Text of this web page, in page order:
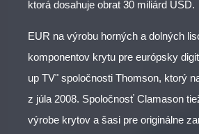
ktorá dosahuje obrat 30 miliárd USD.
EUR na výrobu horných a dolných
komponentov krytu pre európsky
up TV" spoločnosti Thomson, ktorý
z júla 2008. Spoločnosť Clamason
výrobe krytov a šasi pre originálne